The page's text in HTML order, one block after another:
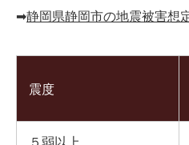
➡︎静岡県静岡市の地震被害想
震度